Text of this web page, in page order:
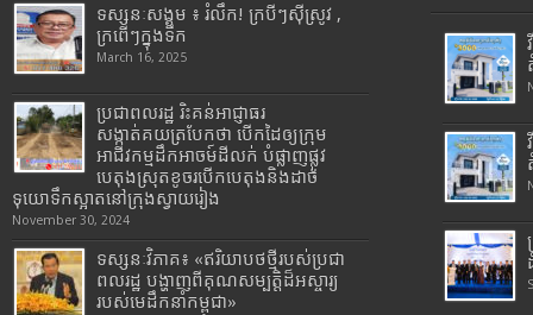
ទស្សនៈសង្គម ៖ រំលឹក! ក្របីៗស៊ីស្រូវ ,
ក្រពើៗក្នុងទឹក
March 16, 2025
ប្រជាពលរដ្ឋ រិះគន់អាជ្ញាធរ
សង្កាត់គយត្របែកថា បើកដៃឲ្យក្រុម
អាជីវកម្មដឹកអាចម៍ដីលក់ បំផ្លាញផ្លូវ
បេតុងស្រុតខូចរបើកបេតុងនិងដាច់
ទុយោទឹកស្អាតនៅក្រុងស្វាយរៀង
November 30, 2024
ទស្សនៈវិភាគ៖ «ឥរិយាបថថ្មីរបស់ប្រជា
ពលរដ្ឋ បង្ហាញពីគុណសម្បត្តិដ៏អស្ចារ្យ
របស់មេដឹកនាំកម្ពុជា»